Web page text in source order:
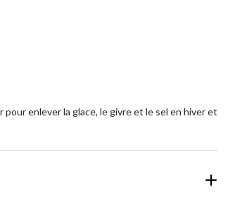
enlever la glace, le givre et le sel en hiver et